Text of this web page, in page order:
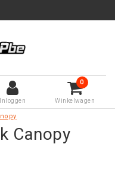
Inloggen
0
Winkelwagen
Canopy